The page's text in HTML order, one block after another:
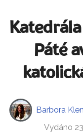
Páté
Barbora
Vydáno